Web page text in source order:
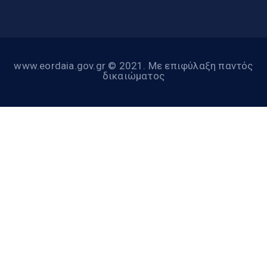
www.eordaia.gov.gr © 2021. Με επιφύλαξη παντός
δικαιώματος